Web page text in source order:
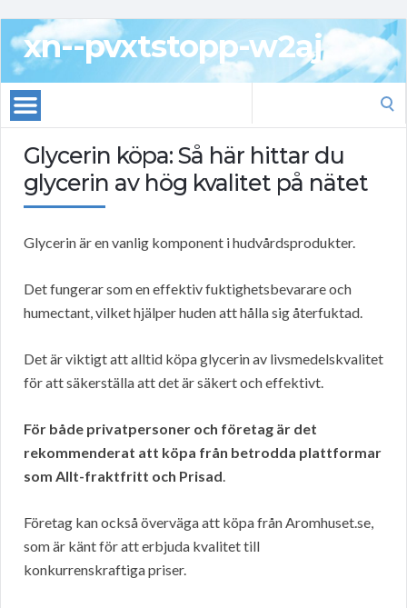
xn--pvxtstopp-w2aj
Glycerin köpa: Så här hittar du
glycerin av hög kvalitet på nätet
Glycerin är en vanlig komponent i hudvårdsprodukter.
Det fungerar som en effektiv fuktighetsbevarare och
humectant, vilket hjälper huden att hålla sig återfuktad.
Det är viktigt att alltid köpa glycerin av livsmedelskvalitet
för att säkerställa att det är säkert och effektivt.
För både privatpersoner och företag är det
rekommenderat att köpa från betrodda plattformar
som Allt-fraktfritt och Prisad.
Företag kan också överväga att köpa från Aromhuset.se,
som är känt för att erbjuda kvalitet till
konkurrenskraftiga priser.